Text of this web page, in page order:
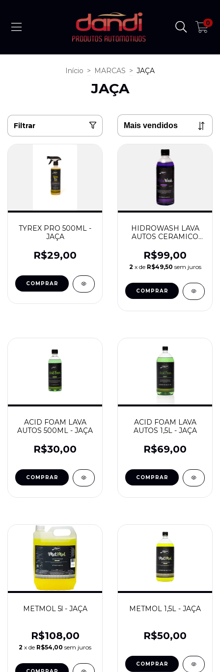
0
Início > MARCAS > JAÇA
JAÇA
Filtrar
TYREX PRO 500ML -
JAÇA
R$29,00
HIDROWASH LAVA
AUTOS CERAMICO
R$99,00
2 x de R$49,50 sem juros
ACID FOAM LAVA
AUTOS 500ML - JAÇA
R$30,00
ACID FOAM LAVA
AUTOS 1,5L - JAÇA
R$69,00
METMOL 5l - JAÇA
R$108,00
2 x de R$54,00 sem juros
METMOL 1,5L - JAÇA
R$50,00